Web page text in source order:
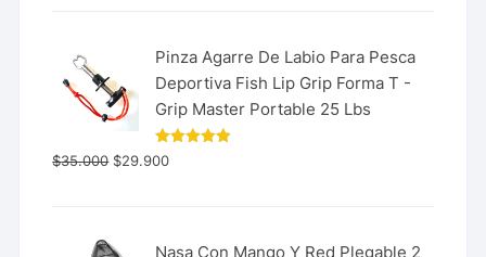
Pinza Agarre De Labio Para Pesca
Deportiva Fish Lip Grip Forma T -
Grip Master Portable 25 Lbs
Valorado
con
$35.000 $29.900
Nasa Con Mango Y Red Plegable 2